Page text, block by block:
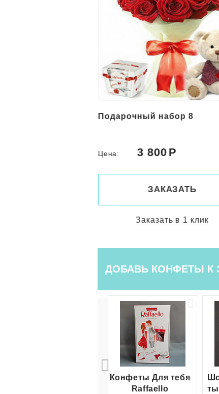
Подарочный набор 8
Цена: 3 800
ЗАКАЗАТЬ
Заказать в 1 клик
ДОБАВЬ КОНФЕТЫ К
Конфеты Для тебя
Raffaello